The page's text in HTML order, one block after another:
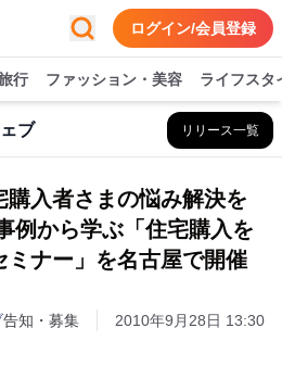
ログイン/会員登録
行 ファッション・美容 ライフスタ
ブ リリース一覧
購入者さまの悩み解決を
から学ぶ「住宅購入を
ミナー」を名古屋で開催
告知・募集 2010年9月28日 13:30